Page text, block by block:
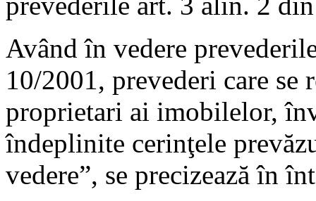
Având în vedere
10/2001, prevederi care se
proprietari ai imobilelor,
îndeplinite cerinţele
vedere”, se precizează în